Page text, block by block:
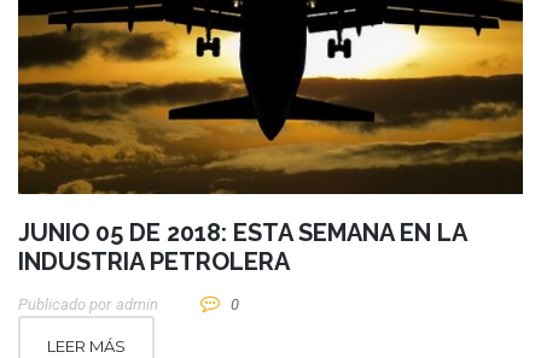
JUNIO 05 DE 2018: ESTA SEMANA EN LA
INDUSTRIA PETROLERA
Publicado por Admin 0
LEER MÁS